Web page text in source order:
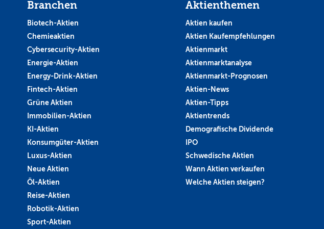
Branchen
Biotech-Aktien
Chemieaktien
Cybersecurity-Aktien
Energie-Aktien
Energy-Drink-Aktien
Fintech-Aktien
Grüne Aktien
Immobilien-Aktien
KI-Aktien
Konsumgüter-Aktien
Luxus-Aktien
Neue Aktien
Öl-Aktien
Reise-Aktien
Robotik-Aktien
Sport-Aktien
Aktienthemen
Aktien kaufen
Aktien Kaufempfehlungen
Aktienmarkt
Aktienmarktanalyse
Aktienmarkt-Prognosen
Aktien-News
Aktien-Tipps
Aktientrends
Demografische Dividende
IPO
Schwedische Aktien
Wann Aktien verkaufen
Welche Aktien steigen?